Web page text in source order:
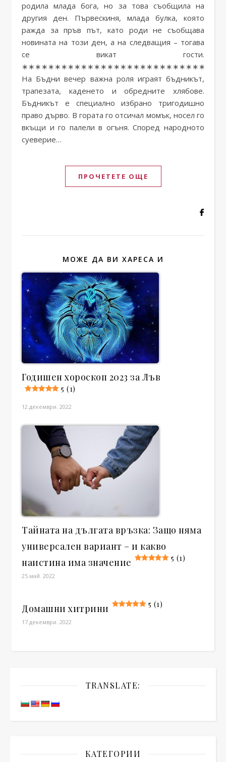
родила млада бога, но за това съобщила на
другия ден. Първескиня, млада булка, която
ражда за пръв път, като роди не съобщава
новината на този ден, а на следващия – тогава
се викат гости.
На Бъдни вечер важна роля играят бъдникът,
трапезата, каденето и обредните хлябове.
Бъдникът е специално избрано тригодишно
право дърво. В гората го отсичал момък, носел го
вкъщи и го палели в огъня. Според народното
суеверие…
ПРОЧЕТЕТЕ ОЩЕ
МОЖЕ ДА ВИ ХАРЕСА И
Годишен хороскоп 2023 за Лъв
5 (1)
12.декември. 2022
Тайната на дългата връзка: Защо няма
универсален вариант – и какво
наистина има значение
5 (1)
25.май. 2022
Домашни хитрини 5 (1)
17.декември. 2022
TRANSLATE:
КАТЕГОРИИ